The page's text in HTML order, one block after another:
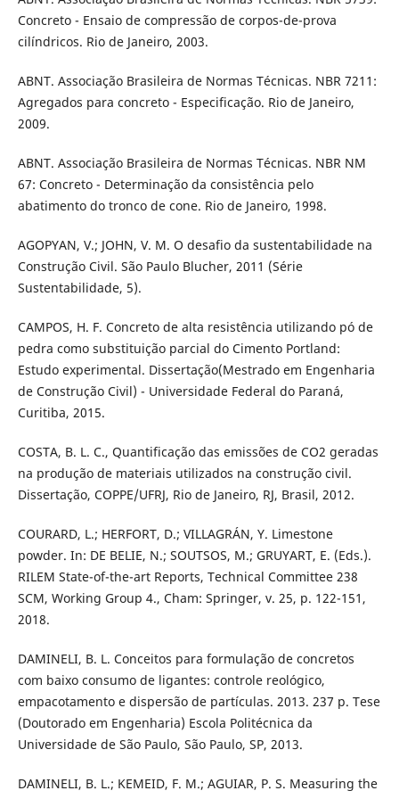
Concreto - Ensaio de compressão de corpos-de-prova
cilíndricos. Rio de Janeiro, 2003.
ABNT. Associação Brasileira de Normas Técnicas. NBR 7211:
Agregados para concreto - Especificação. Rio de Janeiro,
2009.
ABNT. Associação Brasileira de Normas Técnicas. NBR NM
67: Concreto - Determinação da consistência pelo
abatimento do tronco de cone. Rio de Janeiro, 1998.
AGOPYAN, V.; JOHN, V. M. O desafio da sustentabilidade na
Construção Civil. São Paulo Blucher, 2011 (Série
Sustentabilidade, 5).
CAMPOS, H. F. Concreto de alta resistência utilizando pó de
pedra como substituição parcial do Cimento Portland:
Estudo experimental. Dissertação(Mestrado em Engenharia
de Construção Civil) - Universidade Federal do Paraná,
Curitiba, 2015.
COSTA, B. L. C., Quantificação das emissões de CO2 geradas
na produção de materiais utilizados na construção civil.
Dissertação, COPPE/UFRJ, Rio de Janeiro, RJ, Brasil, 2012.
COURARD, L.; HERFORT, D.; VILLAGRÁN, Y. Limestone
powder. In: DE BELIE, N.; SOUTSOS, M.; GRUYART, E. (Eds.).
RILEM State-of-the-art Reports, Technical Committee 238
SCM, Working Group 4., Cham: Springer, v. 25, p. 122-151,
2018.
DAMINELI, B. L. Conceitos para formulação de concretos
com baixo consumo de ligantes: controle reológico,
empacotamento e dispersão de partículas. 2013. 237 p. Tese
(Doutorado em Engenharia) Escola Politécnica da
Universidade de São Paulo, São Paulo, SP, 2013.
DAMINELI, B. L.; KEMEID, F. M.; AGUIAR, P. S. Measuring the